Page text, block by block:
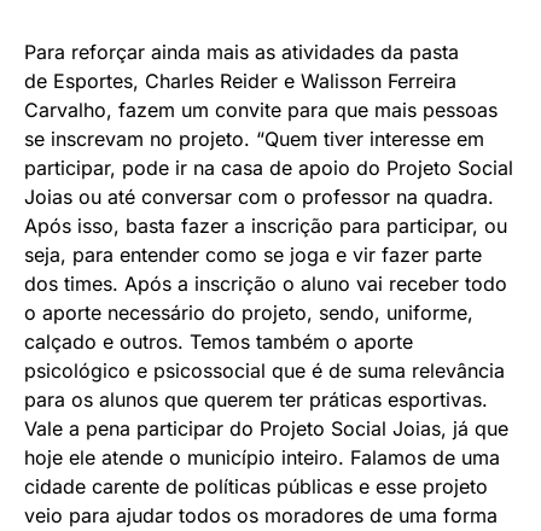
Para reforçar ainda mais as atividades da pasta
de Esportes, Charles Reider e Walisson Ferreira
Carvalho, fazem um convite para que mais pessoas
se inscrevam no projeto. “Quem tiver interesse em
participar, pode ir na casa de apoio do Projeto Social
Joias ou até conversar com o professor na quadra.
Após isso, basta fazer a inscrição para participar, ou
seja, para entender como se joga e vir fazer parte
dos times. Após a inscrição o aluno vai receber todo
o aporte necessário do projeto, sendo, uniforme,
calçado e outros. Temos também o aporte
psicológico e psicossocial que é de suma relevância
para os alunos que querem ter práticas esportivas.
Vale a pena participar do Projeto Social Joias, já que
hoje ele atende o município inteiro. Falamos de uma
cidade carente de políticas públicas e esse projeto
veio para ajudar todos os moradores de uma forma